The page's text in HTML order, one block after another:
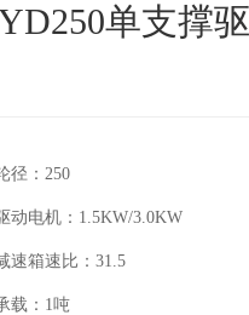
单支撑
径：250
动电机：1.5KW/3.0KW
速箱速比：31.5
载：1吨